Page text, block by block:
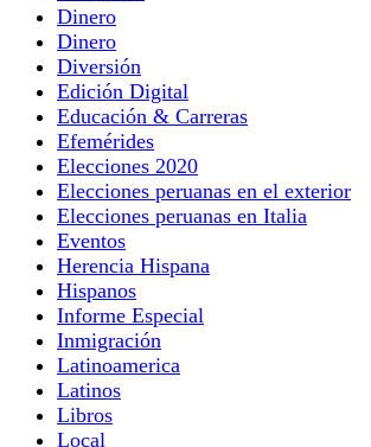
Dinero
Dinero
Diversión
Edición Digital
Educación & Carreras
Efemérides
Elecciones 2020
Elecciones peruanas en el exterior
Elecciones peruanas en Italia
Eventos
Herencia Hispana
Hispanos
Informe Especial
Inmigración
Latinoamerica
Latinos
Libros
Local